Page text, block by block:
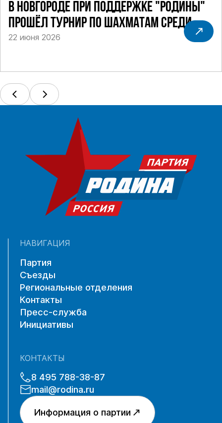
В НОВГОРОДЕ ПРИ ПОДДЕРЖКЕ "РОДИНЫ"
ПРОШЁЛ ТУРНИР ПО ШАХМАТАМ СРЕДИ
СИЛОВИКОВ
22 июня 2026
НАВИГАЦИЯ
Партия
Съезды
Региональные отделения
Контакты
Пресс-служба
Инициативы
КОНТАКТЫ
8 495 788-38-87
mail@rodina.ru
Информация о партии